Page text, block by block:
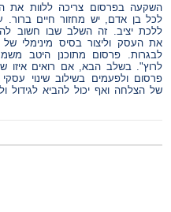
השקעה בפרסום צריכה ללוות את
לכל בן אדם, יש מחזור חיים ברור.
ללכת יציב. זה השלב שבו חשוב
את העסק וליצור בסיס מינימלי
לבגרות. פרסום מתוכנן היטב
לרוץ". בשלב הבא, אם רואים איזו
פרסום ולפעמים בשילוב שינוי
של הצלחה ואף יכול להביא לגידול